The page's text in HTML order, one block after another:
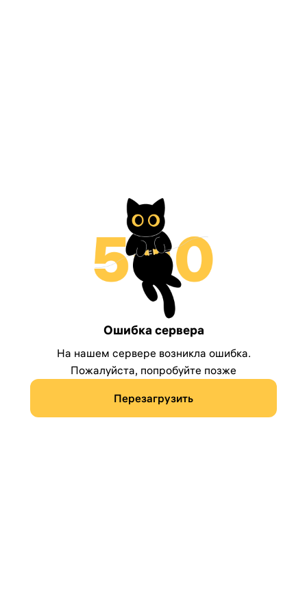
Ошибка сервера
На нашем сервере возникла ошибка.
Пожалуйста, попробуйте позже
Перезагрузить